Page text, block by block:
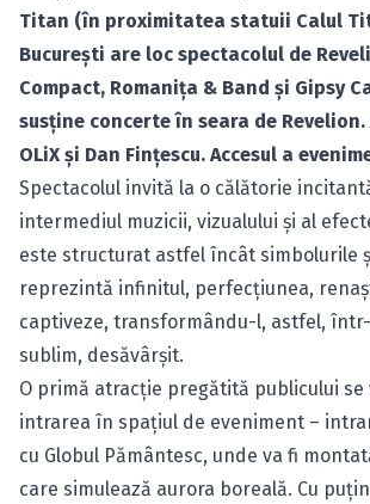
Titan (în proximitatea statuii Calul
București are loc spectacolul de
Compact, Romanița & Band și Gipsy
susține concerte în seara de
OLiX și Dan Fințescu. Accesul a
Spectacolul invită la o călătorie
intermediul muzicii, vizualului și al
este structurat astfel încât simbolurile
reprezintă infinitul, perfecțiunea,
captiveze, transformându-l, astfel,
sublim, desăvârșit.
O primă atracție pregătită publicului se
intrarea în spațiul de eveniment –
cu Globul Pământesc, unde va fi
care simulează aurora boreală. Cu